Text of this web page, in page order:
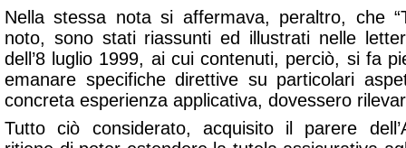
Nella stessa nota si affermava, peraltro, che
noto, sono stati riassunti ed illustrati nelle
dell’8 luglio 1999, ai cui contenuti, perciò, si fa
emanare specifiche direttive su particolari
concreta esperienza applicativa, dovessero
Tutto ciò considerato, acquisito il parere